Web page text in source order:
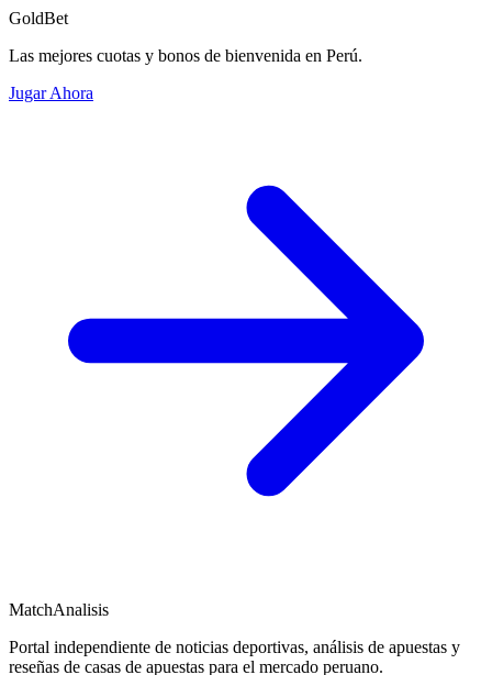
GoldBet
Las mejores cuotas y bonos de bienvenida en Perú.
Jugar Ahora
MatchAnalisis
Portal independiente de noticias deportivas, análisis de apuestas y
reseñas de casas de apuestas para el mercado peruano.